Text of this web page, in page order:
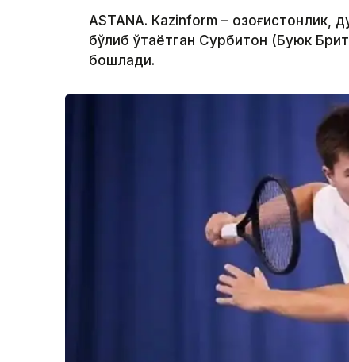
ASTANА. Кazinform – Қозоғистонлик,
бўлиб ўтаётган Сурбитон (Буюк
бошлади.